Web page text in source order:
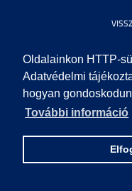
Oldalainkon HTTP-
Adatvédelmi
hogyan
További információ